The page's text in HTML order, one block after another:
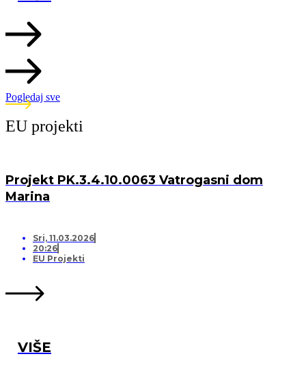
Pogledaj sve
EU projekti
Projekt PK.3.4.10.0063 Vatrogasni dom
Marina
Sri, 11.03.2026
20:26
EU Projekti
VIŠE